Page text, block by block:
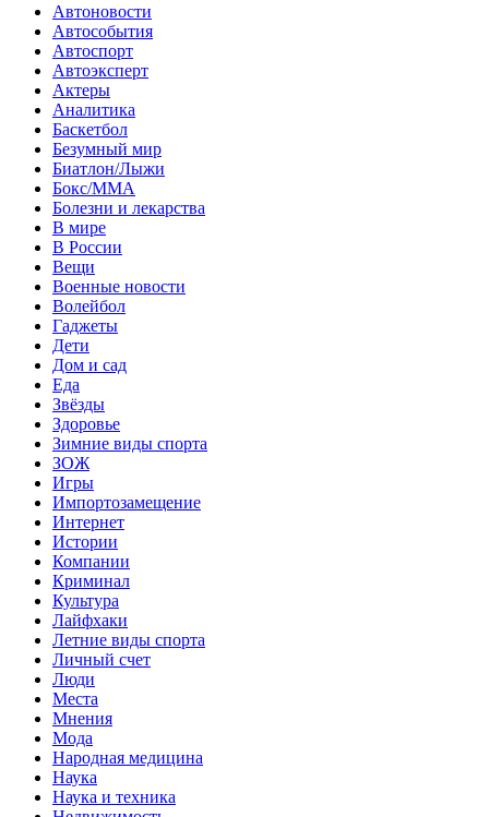
Автоновости
Автособытия
Автоспорт
Автоэксперт
Актеры
Аналитика
Баскетбол
Безумный мир
Биатлон/Лыжи
Бокс/MMA
Болезни и лекарства
В мире
В России
Вещи
Военные новости
Волейбол
Гаджеты
Дети
Дом и сад
Еда
Звёзды
Здоровье
Зимние виды спорта
ЗОЖ
Игры
Импортозамещение
Интернет
Истории
Компании
Криминал
Культура
Лайфхаки
Летние виды спорта
Личный счет
Люди
Места
Мнения
Мода
Народная медицина
Наука
Наука и техника